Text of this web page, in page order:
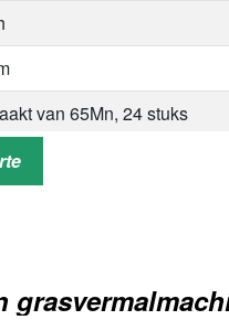
van 65Mn, 24 stuks
diameter 2.1m, onderste
hoogte 0.9m